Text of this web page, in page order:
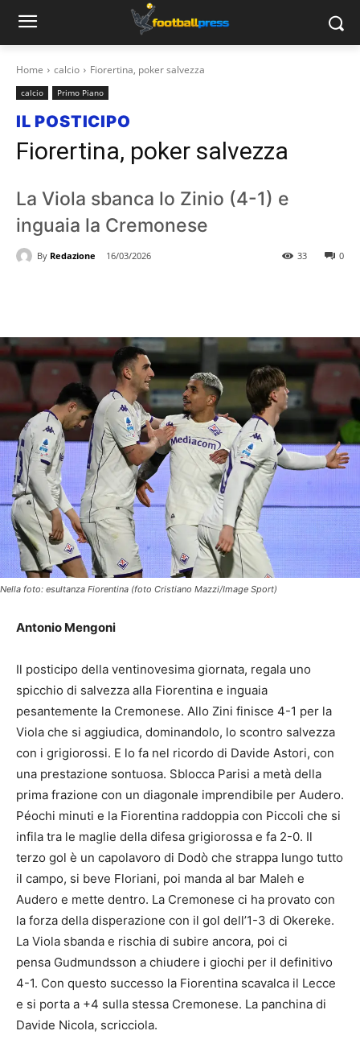
Home calcio Fiorertina, poker salvezza
calcio Primo Piano
IL POSTICIPO
Fiorertina, poker salvezza
La Viola sbanca lo Zinio (4-1) e
inguaia la Cremonese
By Redazione 16/03/2026 0
33
Nella foto: esultanza Fiorentina (foto Cristiano Mazzi/Image Sport)
Antonio Mengoni
Il posticipo della ventinovesima giornata, regala uno
spicchio di salvezza alla Fiorentina e inguaia
pesantemente la Cremonese. Allo Zini finisce 4-1 per la
Viola che si aggiudica, dominandolo, lo scontro salvezza
con i grigiorossi. E lo fa nel ricordo di Davide Astori, con
una prestazione sontuosa. Sblocca Parisi a metà della
prima frazione con un diagonale imprendibile per Audero.
Péochi minuti e la Fiorentina raddoppia con Piccoli che si
infila tra le maglie della difesa grigiorossa e fa 2-0. Il
terzo gol è un capolavoro di Dodò che strappa lungo tutto
il campo, si beve Floriani, poi manda al bar Maleh e
Audero e mette dentro. La Cremonese ci ha provato con
la forza della disperazione con il gol dell’1-3 di Okereke.
La Viola sbanda e rischia di subire ancora, poi ci
pensa Gudmundsson a chiudere i giochi per il definitivo
4-1. Con questo successo la Fiorentina scavalca il Lecce
e si porta a +4 sulla stessa Cremonese. La panchina di
Davide Nicola, scricciola.